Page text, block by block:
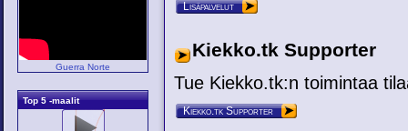
Guerra Norte
Top 5 -maalit
Lisäpalvelut
Kiekko.tk Supporter
Tue Kiekko.tk:n toimintaa
Kiekko.tk Supporter